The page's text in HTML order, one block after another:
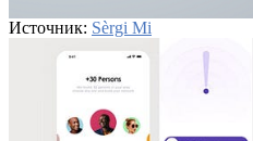
Источник: Sèrgi Mi